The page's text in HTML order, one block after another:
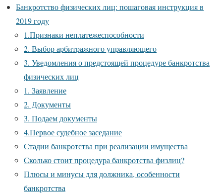
Банкротство физических лиц: пошаговая инструкция в
2019 году
1.Признаки неплатежеспособности
2. Выбор арбитражного управляющего
3. Уведомления о предстоящей процедуре банкротства
физических лиц
1. Заявление
2. Документы
3. Подаем документы
4.Первое судебное заседание
Стадии банкротства при реализации имущества
Сколько стоит процедура банкротства физлиц?
Плюсы и минусы для должника, особенности
банкротства